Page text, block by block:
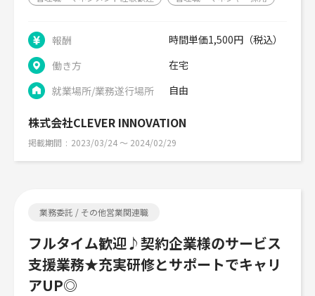
報酬
時間単価1,500円（税込）
働き方
在宅
就業場所/業務遂行場所
自由
株式会社CLEVER INNOVATION
掲載期間 2023/03/24 〜 2024/02/29
業務委託 / その他営業関連職
フルタイム歓迎♪契約企業様のサービス
支援業務★充実研修とサポートでキャリ
アUP◎